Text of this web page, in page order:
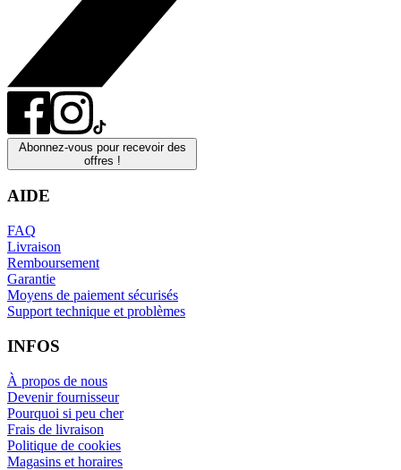
Abonnez-vous pour recevoir des
offres !
AIDE
FAQ
Livraison
Remboursement
Garantie
Moyens de paiement sécurisés
Support technique et problèmes
INFOS
À propos de nous
Devenir fournisseur
Pourquoi si peu cher
Frais de livraison
Politique de cookies
Magasins et horaires